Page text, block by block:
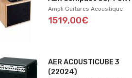
Ampli Guitares Acoustique
1519,00€
AER ACOUSTICUBE 3
(22024)